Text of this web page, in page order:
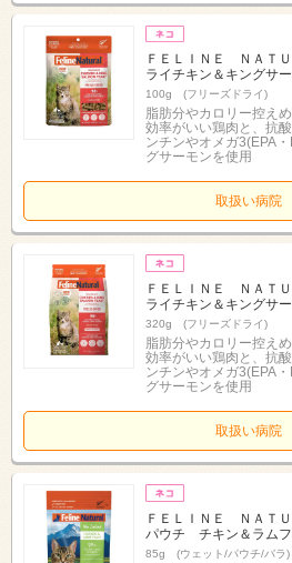
ＦＥＬＩＮＥ ＮＡＴ
ライチキン＆キングサ
100g (フリーズドライ)
脂肪分やカロリー控え
効率がいい鶏肉と、抗
ンチンやオメガ3(EPA
グサーモンを使用
取扱い病院
ＦＥＬＩＮＥ ＮＡＴ
ライチキン＆キングサ
320g (フリーズドライ)
脂肪分やカロリー控え
効率がいい鶏肉と、抗
ンチンやオメガ3(EPA
グサーモンを使用
取扱い病院
ＦＥＬＩＮＥ ＮＡＴ
パウチ チキン＆ラムフ
85g (ウェット/パウチ/バラ)